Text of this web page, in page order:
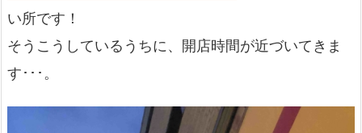
い所です！
そうこうしているうちに、開店時間が近づいてきま
す･･･。